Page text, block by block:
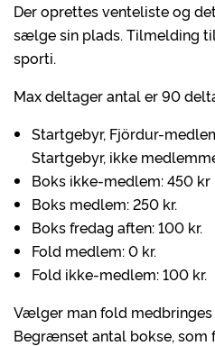
Der oprettes venteliste og
sælge sin plads. Tilmelding
sporti.
Max deltager antal er 90
Startgebyr, Fjördur-
Startgebyr, ikke
Boks ikke-medlem: 450 kr
Boks medlem: 250 kr.
Boks fredag aften: 100 kr.
Fold medlem: 0 kr.
Fold ikke-medlem: 100 kr.
Vælger man fold medbringes
Begrænset antal bokse,